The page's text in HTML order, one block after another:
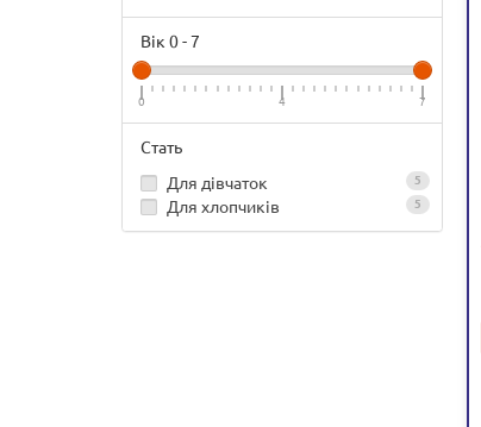
Вік 0-7
0 4 7
Стать
Для дівчаток
5
Для хлопчиків 5